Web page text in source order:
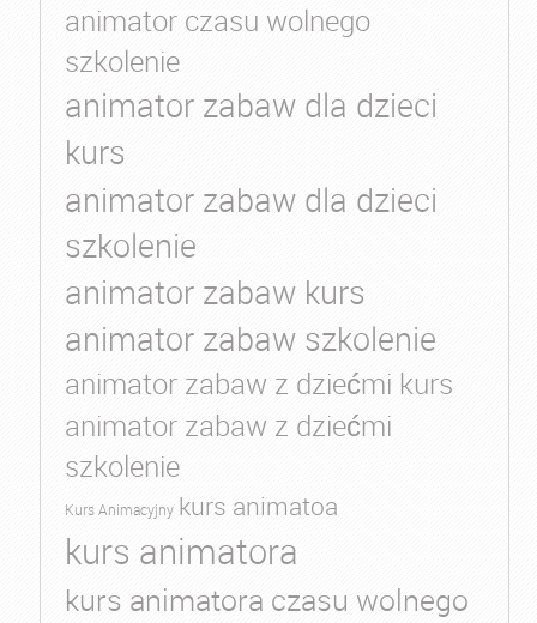
animator czasu wolnego
szkolenie
animator zabaw dla dzieci
kurs
animator zabaw dla dzieci
szkolenie
animator zabaw kurs
animator zabaw szkolenie
animator zabaw z dziećmi kurs
animator zabaw z dziećmi
szkolenie
Kurs Animacyjny kurs animatoa
kurs animatora
kurs animatora czasu wolnego